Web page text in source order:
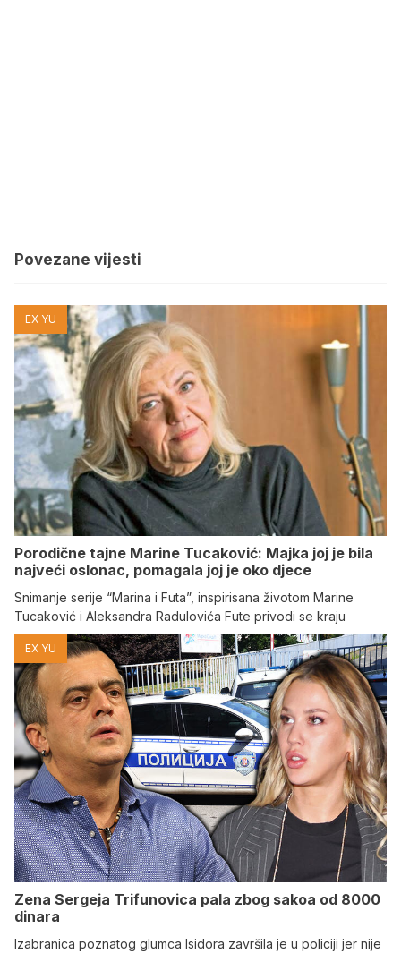
Povezane vijesti
EX YU
Porodične tajne Marine Tucaković: Majka joj je bila
najveći oslonac, pomagala joj je oko djece
Snimanje serije “Marina i Futa”, inspirisana životom Marine
Tucaković i Aleksandra Radulovića Fute privodi se kraju
EX YU
Zena Sergeja Trifunovica pala zbog sakoa od 8000
dinara
Izabranica poznatog glumca Isidora završila je u policiji jer nije